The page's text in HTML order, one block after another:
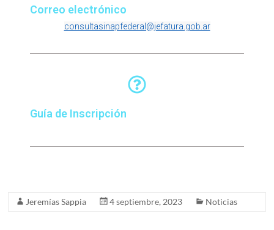
Correo electrónico
consultasinapfederal@jefatura.gob.ar
Guía de Inscripción
Jeremías Sappia 4 septiembre, 2023 Noticias